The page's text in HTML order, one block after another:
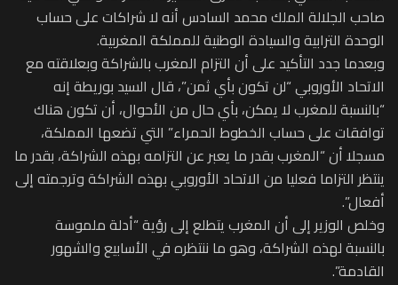
صاحب الجلالة الملك محمد السادس أنه لا شراكات على حساب
الوحدة الترابية والسيادة الوطنية للمملكة المغربية.
وبعدما جدد التأكيد على أن التزام المغرب بالشراكة وبعلاقته مع
الاتحاد الأوروبي “لن تكون بأي ثمن”، قال السيد بوريطة إنه
“‏بالنسبة للمغرب لا يمكن، بأي حال من الأحوال، أن تكون هناك
توافقات على حساب الخطوط الحمراء” التي تضعها المملكة،
مسجلا أن “المغرب بقدر ما يعبر عن التزامه بهذه الشراكة، بقدر ما
ينتظر التزاما فعليا من الاتحاد الأوروبي بهذه الشراكة وترجمته إلى
أفعال”.
وخلص الوزير إلى أن المغرب يتطلع إلى رؤية “أدلة ملموسة
بالنسبة لهذه الشراكة، وهو ما ننتظره في الأسابيع والشهور
القادمة”.